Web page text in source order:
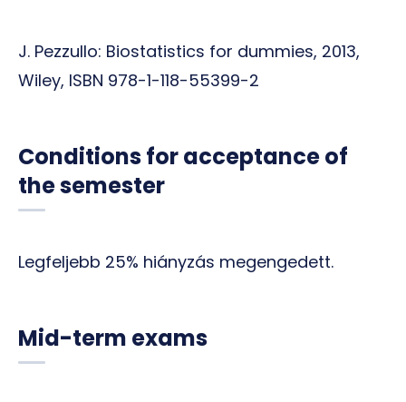
J. Pezzullo: Biostatistics for dummies, 2013,
Wiley, ISBN 978-1-118-55399-2
Conditions for acceptance of
the semester
Legfeljebb 25% hiányzás megengedett.
Mid-term exams